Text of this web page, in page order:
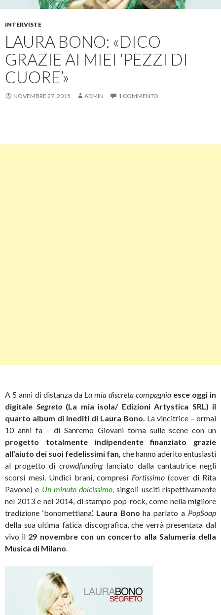
INTERVISTE
LAURA BONO: «DICO
GRAZIE AI MIEI ‘PEZZI DI
CUORE’»
NOVEMBRE 27, 2015 ADMIN 1 COMMENTO
A 5 anni di distanza da La mia discreta compagnia esce oggi in
digitale Segreto (La mia isola/ Edizioni Artystica SRL) il
quarto album di inediti di Laura Bono. La vincitrice – ormai
10 anni fa – di Sanremo Giovani torna sulle scene con un
progetto totalmente indipendente finanziato grazie
all’aiuto dei suoi fedelissimi fan, che hanno aderito entusiasti
al progetto dicrowdfundinglanciato dalla cantautrice negli
scorsi mesi. Undici brani, compresi Fortissimo (cover di Rita
Pavone) e Un minuto dolcissimo singoli usciti rispettivamente
nel 2013 e nel 2014, di stampo pop-rock, come nella migliore
tradizione ‘bonomettiana’. Laura Bonoha parlato a PopSoap
della sua ultima fatica discografica, che verrà presentata dal
vivo il 29 novembre con un concerto alla Salumeria della
Musica di Milano